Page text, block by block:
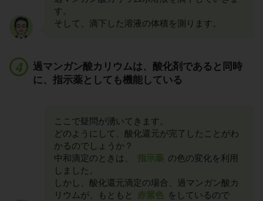
す。
そして、滴下した溶液の体積を測ります。
過マンガン酸カリウムは、酸化剤であると同時
に、指示薬としても機能している
ここで疑問が湧いてきます。
どのようにして、酸化還元が完了したことがわ
かるのでしょうか？
中和滴定のときは、
指示薬 の色の変化を利用
しました。
しかし、酸化還元滴定の場合、過マンガン酸カ
リウムが、もともと
赤紫色 をしているので